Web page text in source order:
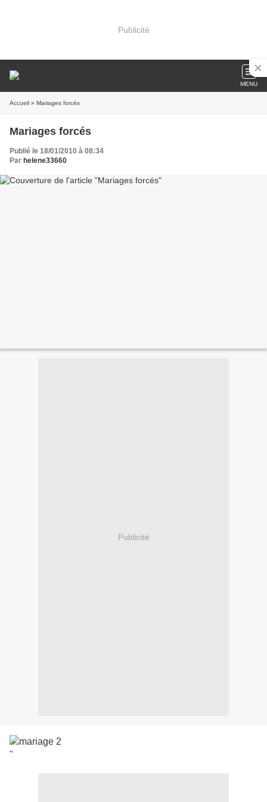
Publicité
MENU
Accueil » Mariages forcés
Mariages forcés
Publié le 18/01/2010 à 08:34
Par helene33660
Publicité
"